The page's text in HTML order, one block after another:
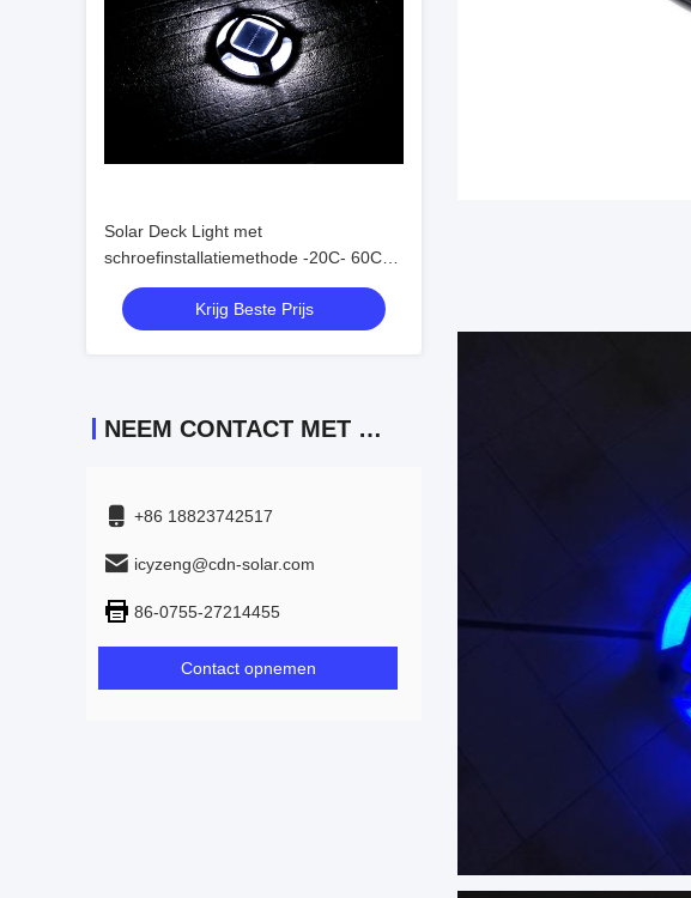
Solar Deck Light met
schroefinstallatiemethode -20C- 60C
Gemakkelijk te installeren
Krijg Beste Prijs
NEEM CONTACT MET ONS OP
+86 18823742517
icyzeng@cdn-solar.com
86-0755-27214455
Contact opnemen